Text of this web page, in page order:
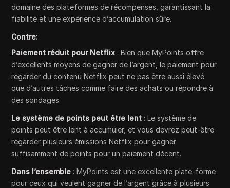
domaine des plateformes de récompenses, garantissant la
fiabilité et une expérience d’accumulation sûre.
Contre:
Paiement réduit pour Netflix : Bien que MyPoints offre
d’excellents moyens de gagner de l’argent, le paiement pour
regarder du contenu Netflix peut ne pas être aussi élevé
que d’autres tâches comme faire des achats ou répondre à
des sondages.
Le système de points peut être lent : Le système de
points peut être lent à accumuler, et vous devrez peut-être
regarder plusieurs émissions Netflix pour gagner
suffisamment de points pour un paiement décent.
Dans l’ensemble : MyPoints est une excellente plate-forme
pour ceux qui veulent gagner de l’argent grâce à plusieurs